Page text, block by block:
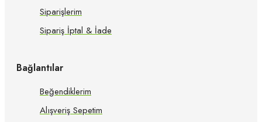
Siparişlerim
Sipariş İptal & İade
Bağlantılar
Beğendiklerim
Alışveriş Sepetim